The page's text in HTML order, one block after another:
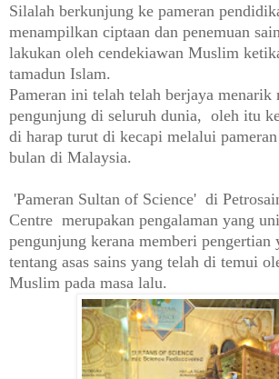
Silalah berkunjung ke pameran
menampilkan ciptaan dan penemuan
lakukan oleh cendekiawan Muslim
tamadun Islam.
Pameran ini telah telah berjaya menarik
pengunjung di seluruh dunia, oleh itu
di harap turut di kecapi melalui pameran
bulan di Malaysia.
'Pameran Sultan of Science' di
Centre merupakan pengalaman yang
pengunjung kerana memberi pengertian
tentang asas sains yang telah di temui
Muslim pada masa lalu.